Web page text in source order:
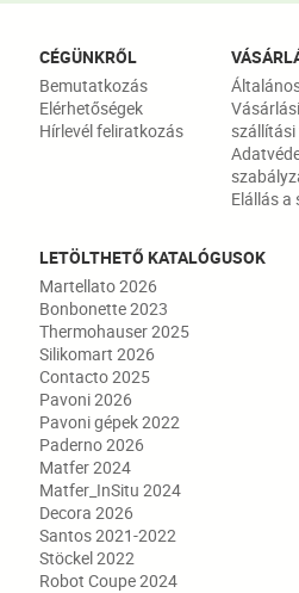
CÉGÜNKRŐL
Bemutatkozás
Elérhetőségek
Hírlevél feliratkozás
Elállás a
LETÖLTHETŐ KATALÓGUSOK
Martellato 2026
Bonbonette 2023
Thermohauser 2025
Silikomart 2026
Contacto 2025
Pavoni 2026
Pavoni gépek 2022
Paderno 2026
Matfer 2024
Matfer_InSitu 2024
Decora 2026
Santos 2021-2022
Stöckel 2022
Robot Coupe 2024